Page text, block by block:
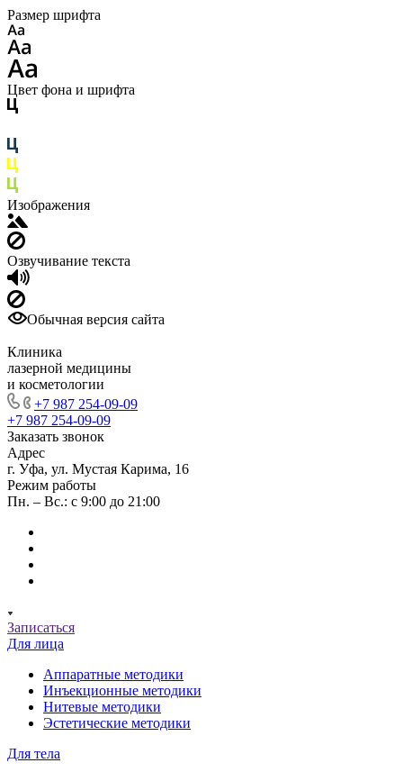
Размер шрифта
Цвет фона и шрифта
Изображения
Озвучивание текста
Обычная версия сайта
Клиника
лазерной медицины
и косметологии
+7 987 254-09-09
+7 987 254-09-09
Заказать звонок
Адрес
г. Уфа, ул. Мустая Карима, 16
Режим работы
Пн. – Вс.: с 9:00 до 21:00
Записаться
Для лица
Аппаратные методики
Инъекционные методики
Нитевые методики
Эстетические методики
Для тела